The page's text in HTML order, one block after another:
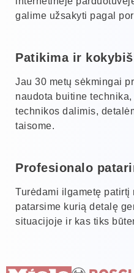
galime užsakyti pagal
Patikima ir
Jau 30 metų sėkmingai
naudota buitine
technikos dalimis,
taisome.
Profesionalo
Turėdami ilgametę patirtį
patarsime kurią detalę
situacijoje ir kas tiks